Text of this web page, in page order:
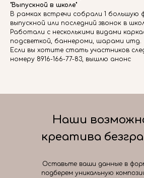
"Выпускной в школе"
В рамках встречи собрали 1 большую
выпускной или последний звонок в
Работали с несколькими видами
подсветкой, баннероми, шарами итд.
Если вы хотите стать участников
номеру 8916-166-77-83, вышлю анонс
Наши
креатива
Оставьте ваши данные в
подберем уникальную